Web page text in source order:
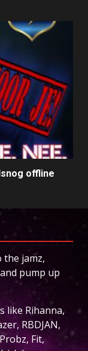
offline
the jamz,
pump up
like Rihanna,
RBDJAN,
Fit,